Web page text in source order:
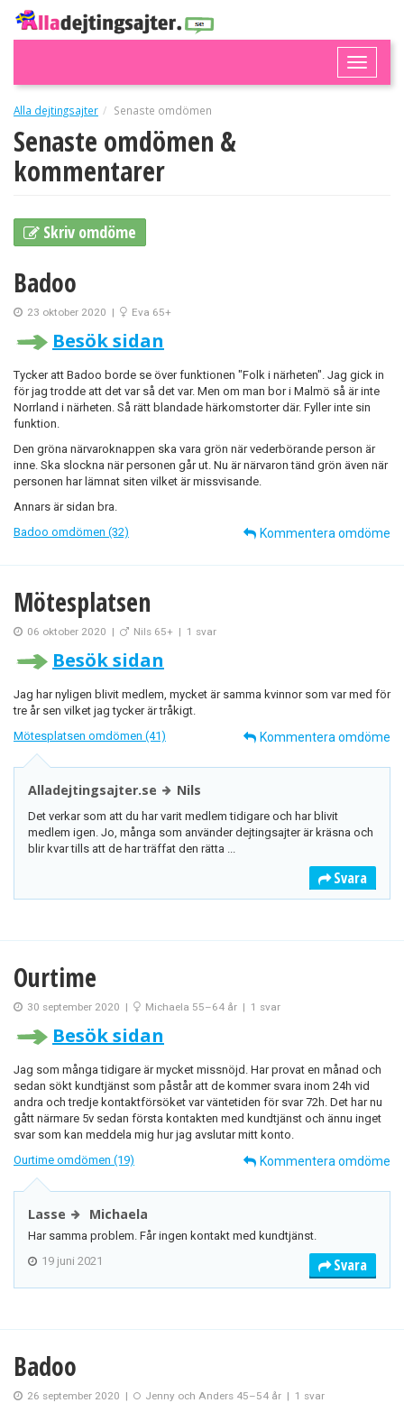
Toggle
Alla dejtingsajter Senaste omdömen
Senaste omdömen &
kommentarer
Skriv omdöme
Badoo
23 oktober 2020 | Eva 65+
Besök sidan
Tycker att Badoo borde se över funktionen "Folk i närheten". Jag gick in
för jag trodde att det var så det var. Men om man bor i Malmö så är inte
Norrland i närheten. Så rätt blandade härkomstorter där. Fyller inte sin
funktion.
Den gröna närvaroknappen ska vara grön när vederbörande person är
inne. Ska slockna när personen går ut. Nu är närvaron tänd grön även när
personen har lämnat siten vilket är missvisande.
Annars är sidan bra.
Badoo omdömen (32)
Kommentera omdöme
Mötesplatsen
06 oktober 2020 | Nils 65+ | 1 svar
Besök sidan
Jag har nyligen blivit medlem, mycket är samma kvinnor som var med för
tre år sen vilket jag tycker är tråkigt.
Mötesplatsen omdömen (41)
Kommentera omdöme
Alladejtingsajter.se Nils
Det verkar som att du har varit medlem tidigare och har blivit
medlem igen. Jo, många som använder dejtingsajter är kräsna och
blir kvar tills att de har träffat den rätta ...
Svara
Ourtime
30 september 2020 | Michaela 55–64 år | 1 svar
Besök sidan
Jag som många tidigare är mycket missnöjd. Har provat en månad och
sedan sökt kundtjänst som påstår att de kommer svara inom 24h vid
andra och tredje kontaktförsöket var väntetiden för svar 72h. Det har nu
gått närmare 5v sedan första kontakten med kundtjänst och ännu inget
svar som kan meddela mig hur jag avslutar mitt konto.
Ourtime omdömen (19)
Kommentera omdöme
Lasse Michaela
Har samma problem. Får ingen kontakt med kundtjänst.
19 juni 2021
Svara
Badoo
26 september 2020 | Jenny och Anders 45–54 år | 1 svar